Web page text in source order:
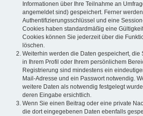
Informationen über Ihre Teilnahme an
angemeldet sind) gespeichert. Ferner
Authentifizierungsschlüssel und eine
Cookies haben standardmäßig eine
Cookies können Sie jederzeit über die
löschen.
Weiterhin werden die Daten gespeichert, die
in Ihrem Profil oder Ihrem persönlichem
Registrierung sind mindestens ein
Mail-Adresse und ein Passwort notwendig.
weitere Daten als notwendig festgelegt
deren Eingabe ersichtlich.
Wenn Sie einen Beitrag oder eine private
die dort eingegebenen Daten ebenfalls